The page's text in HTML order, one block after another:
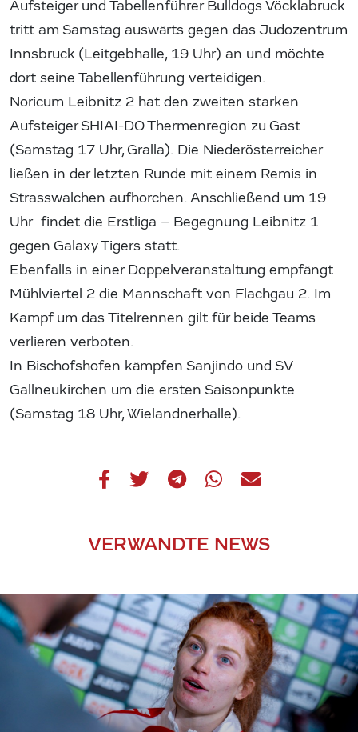
Aufsteiger und Tabellenführer Bulldogs Vöcklabruck
tritt am Samstag auswärts gegen das Judozentrum
Innsbruck (Leitgebhalle, 19 Uhr) an und möchte
dort seine Tabellenführung verteidigen.
Noricum Leibnitz 2 hat den zweiten starken
Aufsteiger SHIAI-DO Thermenregion zu Gast
(Samstag 17 Uhr, Gralla). Die Niederösterreicher
ließen in der letzten Runde mit einem Remis in
Strasswalchen aufhorchen. Anschließend um 19
Uhr findet die Erstliga – Begegnung Leibnitz 1
gegen Galaxy Tigers statt.
Ebenfalls in einer Doppelveranstaltung empfängt
Mühlviertel 2 die Mannschaft von Flachgau 2. Im
Kampf um das Titelrennen gilt für beide Teams
verlieren verboten.
In Bischofshofen kämpfen Sanjindo und SV
Gallneukirchen um die ersten Saisonpunkte
(Samstag 18 Uhr, Wielandnerhalle).
VERWANDTE NEWS